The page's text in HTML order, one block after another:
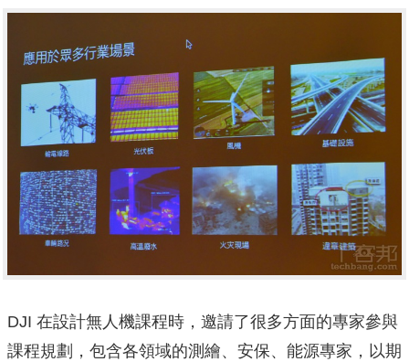
DJI 在設計無人機課程時，邀請了很多方面的專家參與
課程規劃，包含各領域的測繪、安保、能源專家，以期